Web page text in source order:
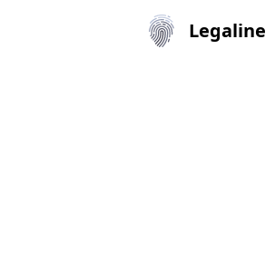
Legaline